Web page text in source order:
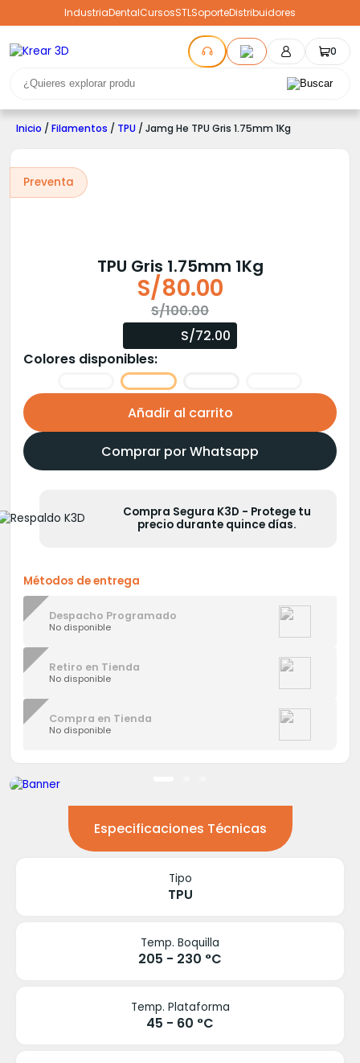
IndustriaDentalCursosSTLSoporteDistribuidores
0
Inicio / Filamentos / TPU / Jamg He TPU Gris 1.75mm 1Kg
Preventa
TPU Gris 1.75mm 1Kg
S/100.00
original
S/100.00.
S/80.00
actual
S/80.00.
S/72.00
Colores disponibles:
Añadir al carrito
Comprar por Whatsapp
Compra Segura K3D - Protege tu
precio durante quince días.
Métodos de entrega
Despacho Programado
No disponible
Retiro en Tienda
No disponible
Compra en Tienda
No disponible
Especificaciones Técnicas
Tipo
TPU
Temp. Boquilla
205 - 230 °C
Temp. Plataforma
45 - 60 °C